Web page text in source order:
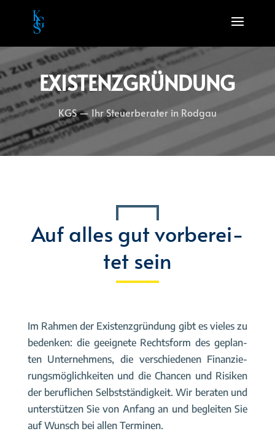
EXIS­TENZ­GRÜN­DUNG
KGS — Ihr Steu­er­be­ra­ter in Rod­gau
Auf alles gut vor­be­rei­
tet sein
Im Rah­men der Exis­tenz­grün­dung gibt es vie­les zu
beden­ken: die geeig­ne­te Rechts­form des geplan­
ten Unter­neh­mens, die ver­schie­de­nen Finan­zie­
rungs­mög­lich­kei­ten und die Chan­cen und Risi­ken
der beruf­li­chen Selbst­stän­dig­keit. Wir bera­ten und
unter­stüt­zen Sie von Anfang an und beglei­ten Sie
auf Wunsch bei allen Ter­mi­nen.